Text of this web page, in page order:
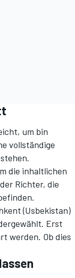
um bin
vollständige
die inhaltlichen
Richter, die
(Usbekistan)
Erst
werden. Ob dies